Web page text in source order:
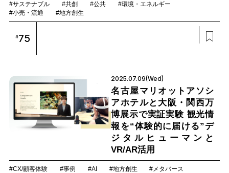
#サステナブル #共創 #公共
#環境・エネルギー
#小売・流通
#地方創生
#75
2025.07.09(Wed)
名古屋マリオットアソシ
アホテルと大阪・関西万
博展示で実証実験 観光情
報を“体験的に届ける”デ
ジタルヒューマンと
VR/AR活用
#CX/顧客体験 #事例 #AI #地方創生 #メタバース